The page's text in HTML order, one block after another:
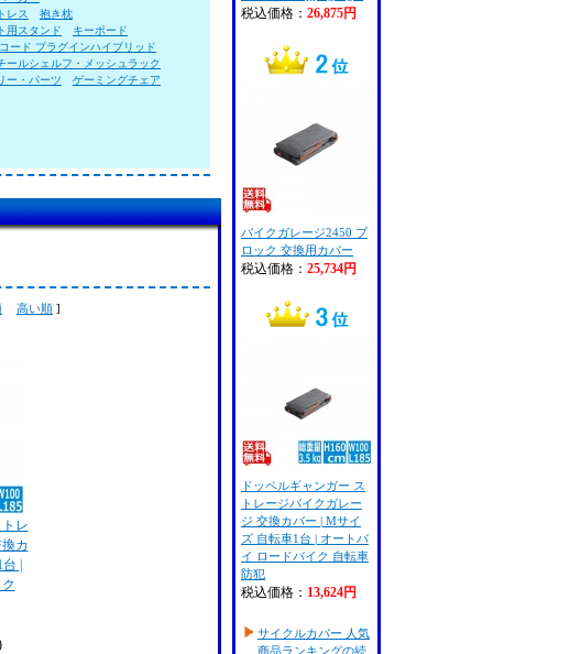
レス
抱き枕
用スタンド
キーボード
ード プラグインハイブリッド
ールシェルフ・メッシュラック
ー・パーツ
ゲーミングチェア
高い順 ]
レ
カ
|
税込価格： 26,875円
バイクガレージ2450 ブ
ロック 交換用カバー
税込価格： 25,734円
ドッペルギャンガー ス
トレージバイクガレー
ジ 交換カバー | Mサイ
ズ 自転車1台 | オートバ
イ ロードバイク 自転車
防犯
税込価格： 13,624円
サイクルカバー 人気
商品ランキングの続